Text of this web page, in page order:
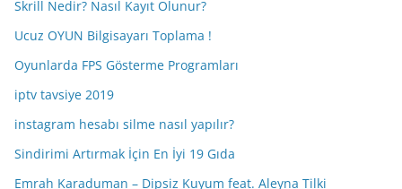
Skrill Nedir? Nasıl Kayıt Olunur?
Ucuz OYUN Bilgisayarı Toplama !
Oyunlarda FPS Gösterme Programları
iptv tavsiye 2019
instagram hesabı silme nasıl yapılır?
Sindirimi Artırmak İçin En İyi 19 Gıda
Emrah Karaduman – Dipsiz Kuyum feat. Aleyna Tilki